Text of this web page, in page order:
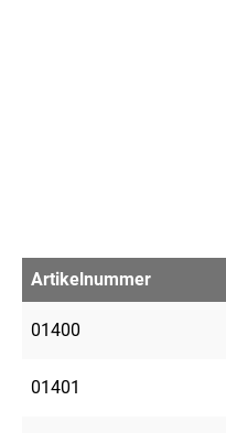
Artikelnummer
01400
01401